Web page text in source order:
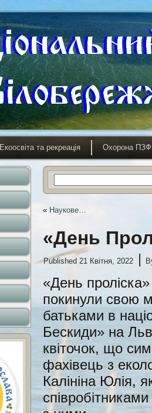
Екоосвіта та рекреація Охорона ПЗФ
« Наукове…
«День
Published 21 Квітня, 2022 |
«День
покинули свою
батьками в
Бескиди» на
квіточок, що
фахівець з
Калініна Юлія,